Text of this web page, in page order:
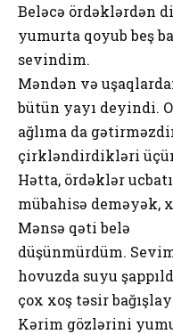
Beləcə ördəklərdən
yumurta qoyub beş
sevindim.
Məndən və
bütün yayı deyindi.
ağlıma da
çirkləndirdikləri
Hətta, ördəklər
mübahisə deməyək,
Mənsə qəti belə
düşünmürdüm.
hovuzda suyu
çox xoş təsir
Kərim gözlərini